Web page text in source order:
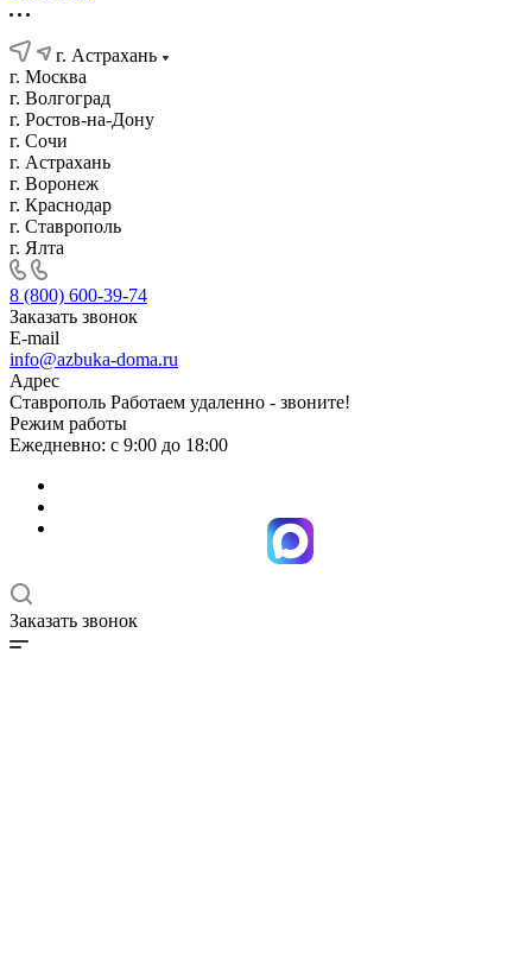
г. Астрахань
г. Москва
г. Волгоград
г. Ростов-на-Дону
г. Сочи
г. Астрахань
г. Воронеж
г. Краснодар
г. Ставрополь
г. Ялта
8 (800) 600-39-74
Заказать звонок
E-mail
info@azbuka-doma.ru
Адрес
Ставрополь Работаем удаленно - звоните!
Режим работы
Ежедневно: с 9:00 до 18:00
Заказать звонок